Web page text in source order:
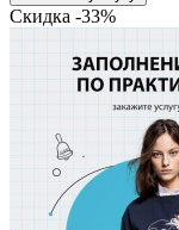
Скидка -33%